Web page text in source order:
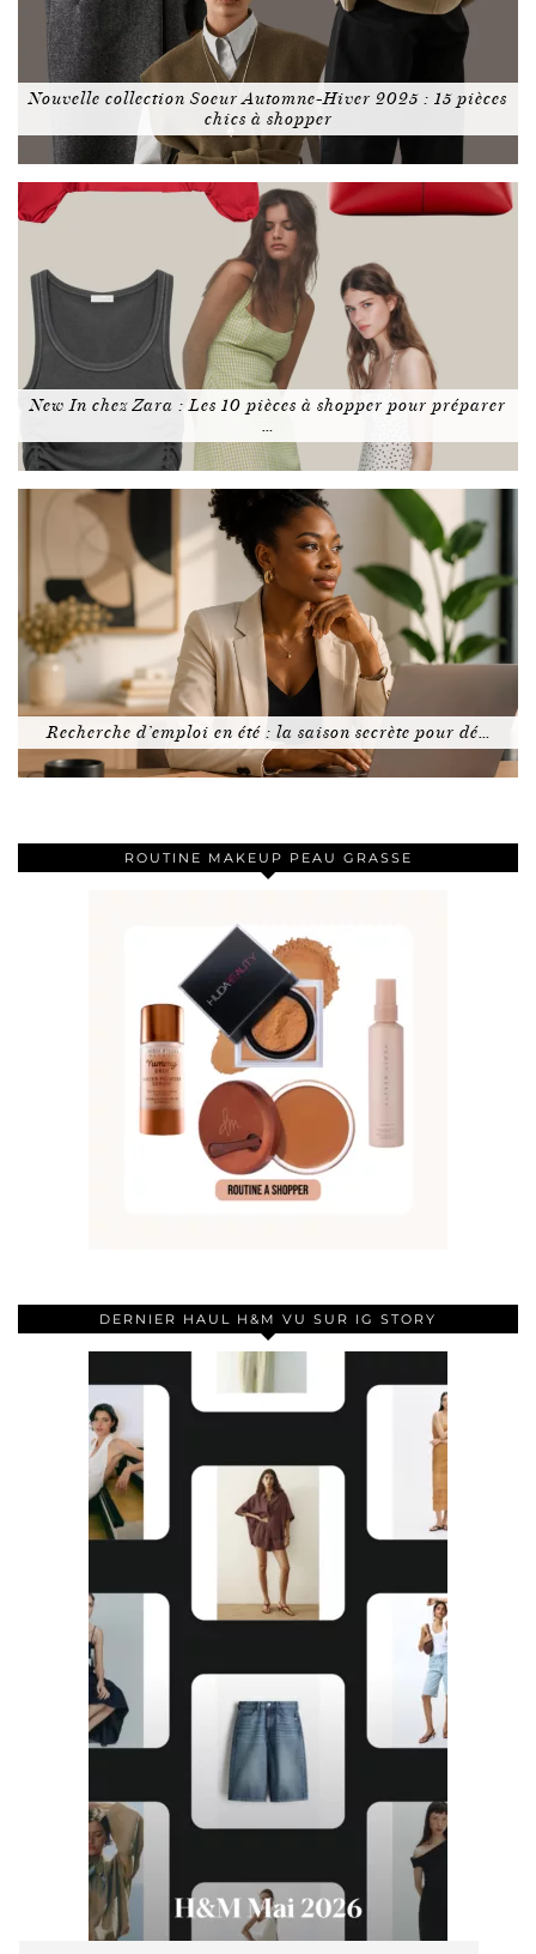
Nouvelle collection Soeur Automne-Hiver 2025 : 15 pièces
chics à shopper
New In chez Zara : Les 10 pièces à shopper pour préparer
…
Recherche d’emploi en été : la saison secrète pour dé…
ROUTINE MAKEUP PEAU GRASSE
DERNIER HAUL H&M VU SUR IG STORY